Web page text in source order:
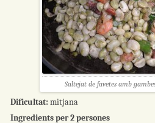
Saltejat de favetes amb
Dificultat: mitjana
Ingredients per 2 persones